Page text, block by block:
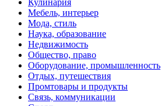
Кулинария
Мебель, интерьер
Мода, стиль
Наука, образование
Недвижимость
Общество, право
Оборудование, промышленность
Отдых, путешествия
Промтовары и продукты
Связь, коммуникации